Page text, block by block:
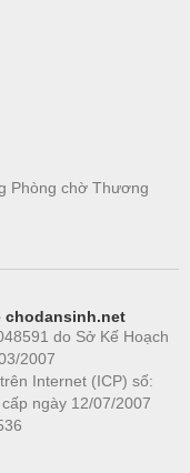
Phòng chờ Thương
chodansinh.net
do Sở Kế Hoạch
2007
Internet (ICP) số:
ngày 12/07/2007